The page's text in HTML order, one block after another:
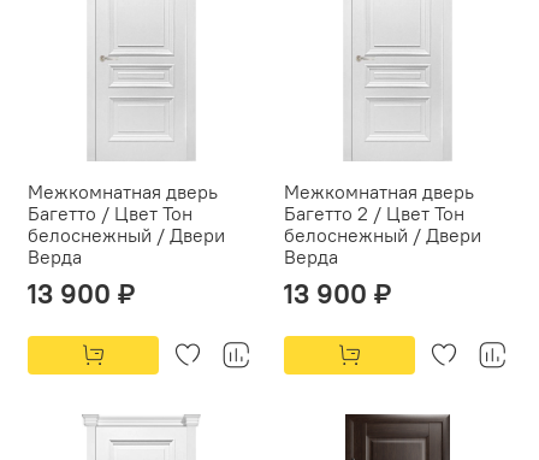
Межкомнатная дверь
Багетто / Цвет Тон
белоснежный / Двери
Верда
13 900 ₽
Межкомнатная дверь
Багетто 2 / Цвет Тон
белоснежный / Двери
Верда
13 900 ₽